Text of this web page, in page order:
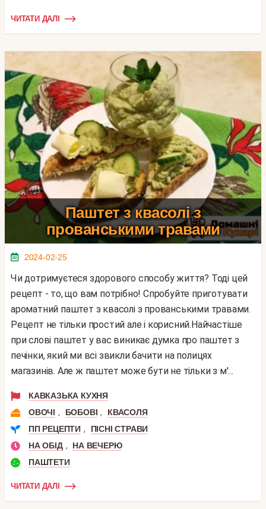
ЧИТАТИ ДАЛІ
Паштет з квасолі з
прованськими травами
2024-02-25
Чи дотримуєтеся здорового способу життя? Тоді цей
рецепт - то, що вам потрібно! Спробуйте приготувати
ароматний паштет з квасолі з прованськими травами.
Рецепт не тільки простий але і корисний.Найчастіше
при слові паштет у вас виникає думка про паштет з
печінки, який ми всі звикли бачити на полицях
магазинів. Але ж паштет може бути не тільки з м'...
КАВКАЗЬКА КУХНЯ
ОВОЧІ , БОБОВІ ,
КВАСОЛЯ
ПП РЕЦЕПТИ ,
ПІСНІ СТРАВИ
НА ОБІД ,
НА ВЕЧЕРЮ
ПАШТЕТИ
ЧИТАТИ ДАЛІ